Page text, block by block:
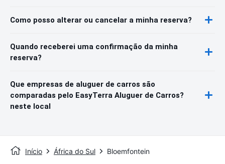
Como posso alterar ou cancelar a minha reserva?
Quando receberei uma confirmação da minha
reserva?
Que empresas de aluguer de carros são
comparadas pelo EasyTerra Aluguer de Carros?
neste local
Início África do Sul Bloemfontein